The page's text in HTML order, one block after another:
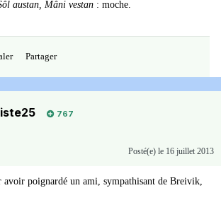
austan, Mâni vestan : moche.
Partager
767
Posté(e) le 16 juillet 2013
avoir poignardé un ami, sympathisant de Breivik,